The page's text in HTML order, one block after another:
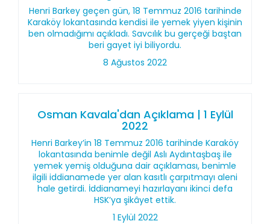
Henri Barkey geçen gün, 18 Temmuz 2016 tarihinde
Karaköy lokantasında kendisi ile yemek yiyen kişinin
ben olmadığımı açıkladı. Savcılık bu gerçeği baştan
beri gayet iyi biliyordu.
8 Ağustos 2022
Osman Kavala'dan Açıklama | 1 Eylül
2022
Henri Barkey’in 18 Temmuz 2016 tarihinde Karaköy
lokantasında benimle değil Aslı Aydıntaşbaş ile
yemek yemiş olduğuna dair açıklaması, benimle
ilgili iddianamede yer alan kasıtlı çarpıtmayı aleni
hale getirdi. İddianameyi hazırlayanı ikinci defa
HSK’ya şikâyet ettik.
1 Eylül 2022